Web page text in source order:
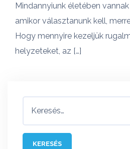
Mindannyiunk életében
amikor választanunk kell,
Hogy mennyire kezeljük
helyzeteket, az […]